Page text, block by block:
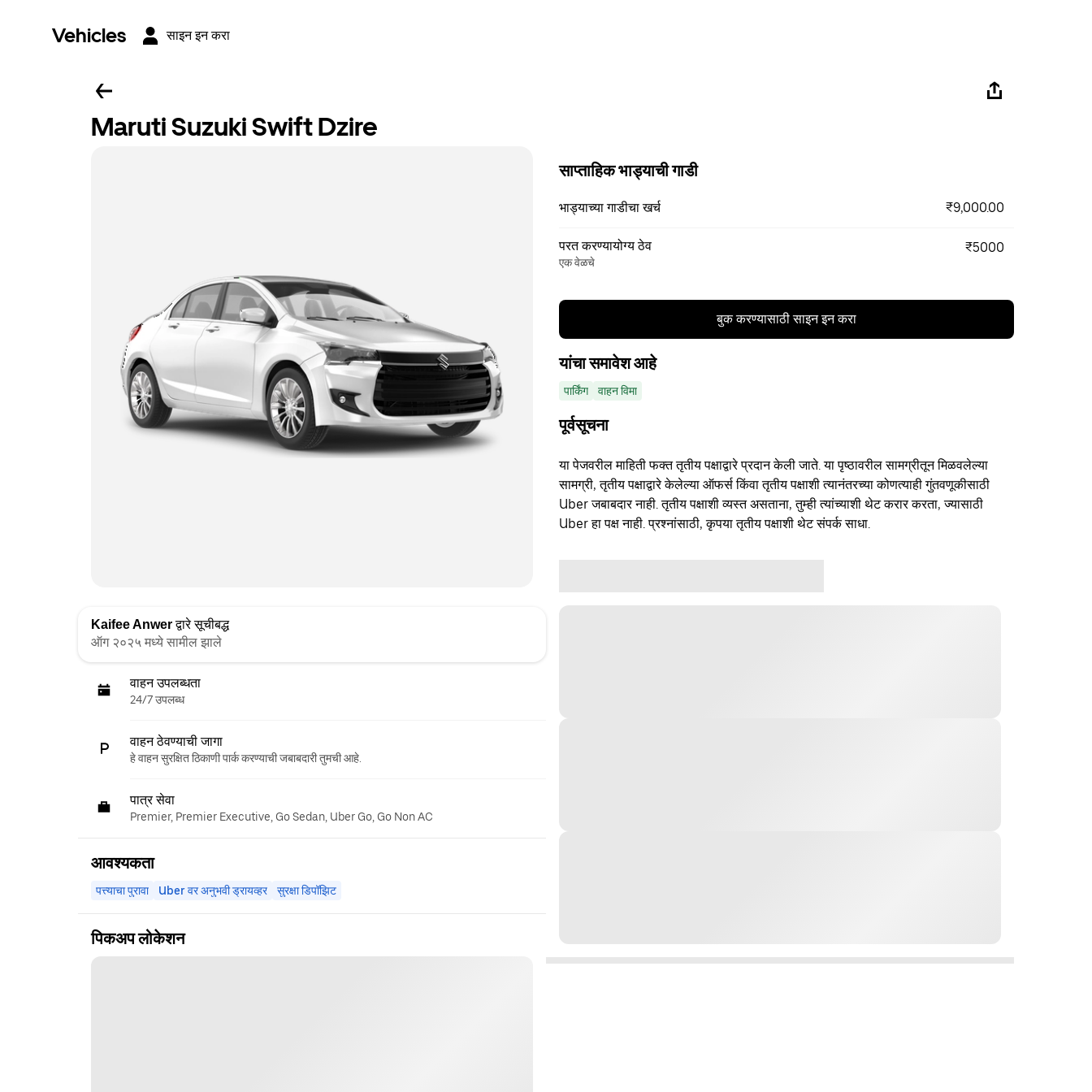
Vehicles साइन इन करा
Maruti Suzuki Swift Dzire
Kaifee Anwerद्वारे सूचीबद्ध
ऑग २०२५ मध्ये सामील झाले
वाहन उपलब्धता
24/7 उपलब्ध
वाहन ठेवण्याची जागा
हे वाहन सुरक्षित ठिकाणी पार्क करण्याची जबाबदारी तुमची आहे.
पात्र सेवा
Premier, Premier Executive, Go Sedan, Uber Go, Go Non AC
आवश्यकता
पत्त्याचा पुरावा Uber वर अनुभवी ड्रायव्हर सुरक्षा डिपॉझिट
पिकअप लोकेशन
साप्ताहिक भाड्याची गाडी
भाड्याच्या गाडीचा खर्च ₹9,000.00
परत करण्यायोग्य ठेव
एक वेळचे
₹5000
बुक करण्यासाठी साइन इन करा
यांचा समावेश आहे
पार्किंग वाहन विमा
पूर्वसूचना
या पेजवरील माहिती फक्त तृतीय पक्षाद्वारे प्रदान केली जाते. या पृष्ठावरील सामग्रीतून मिळवलेल्या
सामग्री, तृतीय पक्षाद्वारे केलेल्या ऑफर्स किंवा तृतीय पक्षाशी त्यानंतरच्या कोणत्याही गुंतवणूकीसाठी
Uber जबाबदार नाही. तृतीय पक्षाशी व्यस्त असताना, तुम्ही त्यांच्याशी थेट करार करता, ज्यासाठी
Uber हा पक्ष नाही. प्रश्नांसाठी, कृपया तृतीय पक्षाशी थेट संपर्क साधा.